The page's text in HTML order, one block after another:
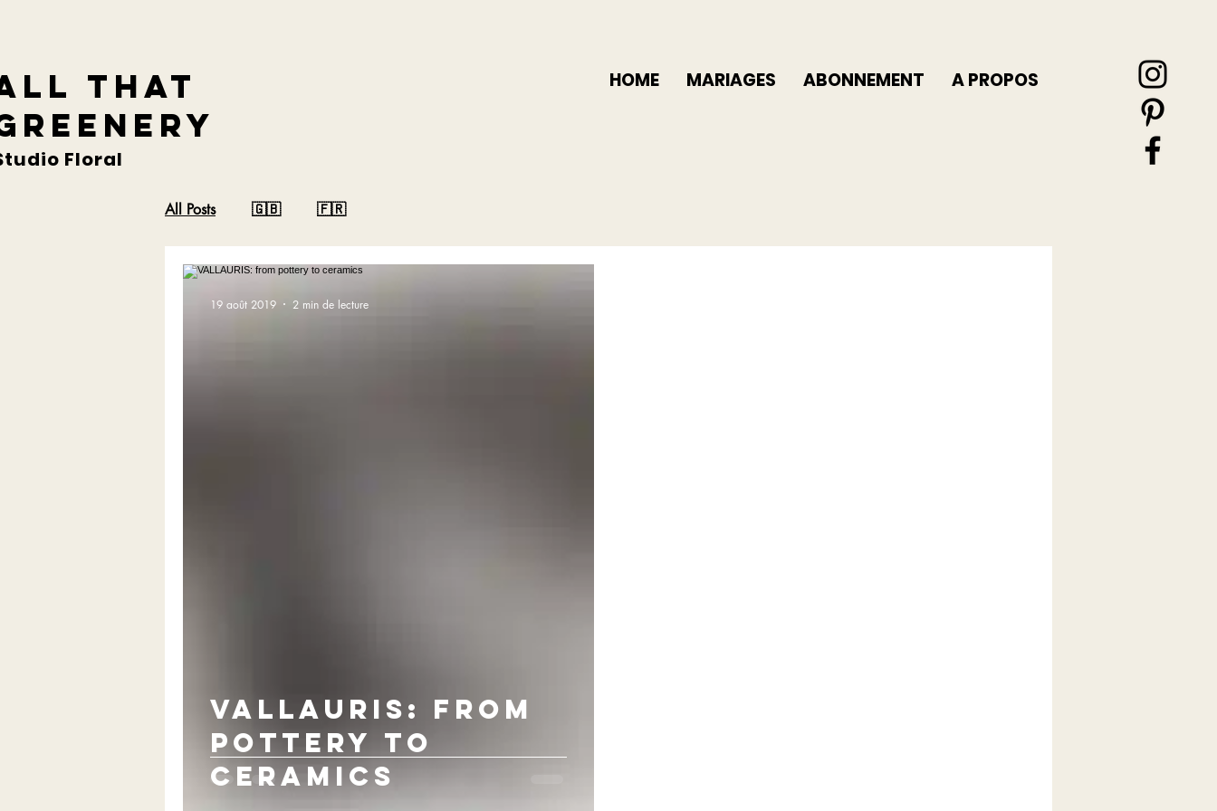
THAT
HOME MARIAGES ABONNEMENT A PROPOS
Floral
All Posts 🇬🇧 🇫🇷
VALLAURIS: from
pottery to
ceramics
19 août 2019 2 min de lecture